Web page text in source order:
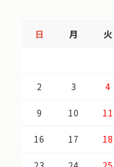
日 月 火
2 3 4
9 10 11
16 17 18